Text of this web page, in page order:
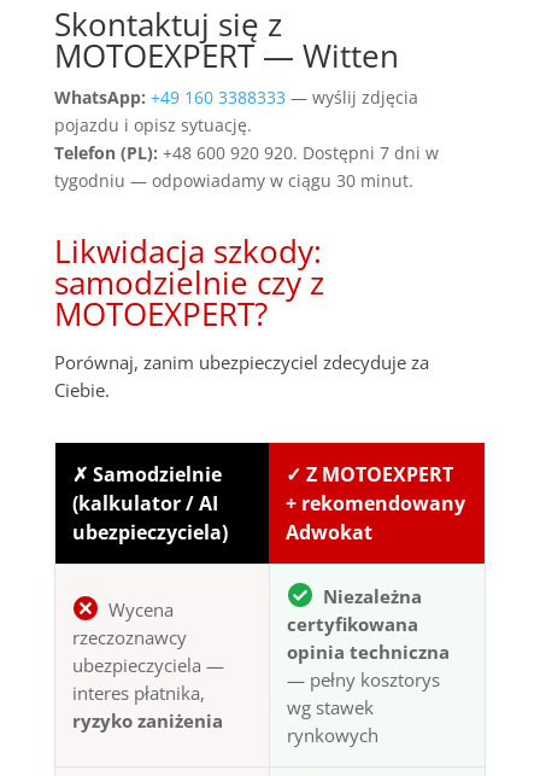
Skontaktuj się z
MOTOEXPERT — Witten
WhatsApp: +49 160 3388333 — wyślij zdjęcia
pojazdu i opisz sytuację.
Telefon (PL): +48 600 920 920. Dostępni 7 dni w
tygodniu — odpowiadamy w ciągu 30 minut.
Likwidacja szkody:
samodzielnie czy z
MOTOEXPERT?
Porównaj, zanim ubezpieczyciel zdecyduje za
Ciebie.
✗ Samodzielnie
(kalkulator / AI
ubezpieczyciela)
✓ Z MOTOEXPERT
+ rekomendowany
Adwokat
Wycena
rzeczoznawcy
ubezpieczyciela —
interes płatnika,
ryzyko zaniżenia
Niezależna
certyfikowana
opinia techniczna
— pełny kosztorys
wg stawek
rynkowych